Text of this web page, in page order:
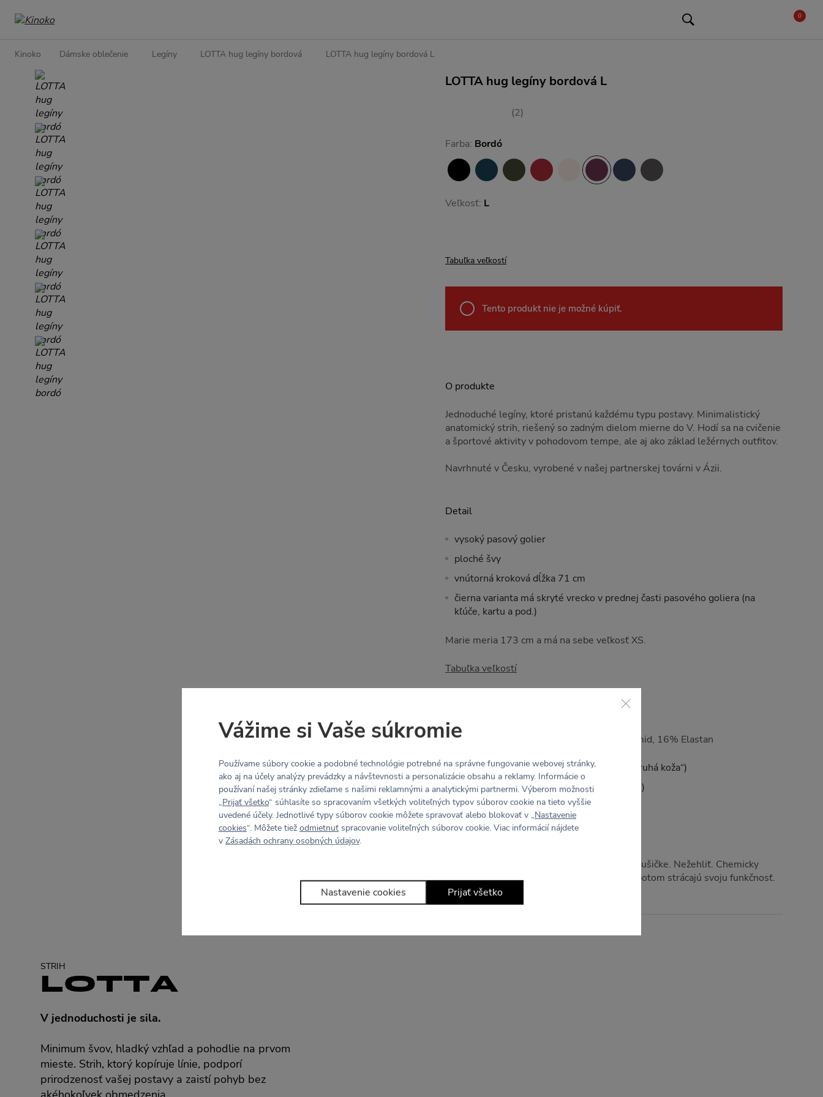
0
Kinoko Dámske oblečenie Legíny LOTTA hug legíny bordová LOTTA hug legíny bordová L
LOTTA hug legíny bordová L
(2)
Farba: Bordó
Veľkosť: L
Tabuľka veľkostí
Tento produkt nie je možné kúpiť.
O produkte
Jednoduché legíny, ktoré pristanú každému typu postavy. Minimalistický
anatomický strih, riešený so zadným dielom mierne do V. Hodí sa na cvičenie
a športové aktivity v pohodovom tempe, ale aj ako základ ležérnych outfitov.
Navrhnuté v Česku, vyrobené v našej partnerskej továrni v Ázii.
Detail
vysoký pasový golier
ploché švy
vnútorná kroková dĺžka 71 cm
čierna varianta má skryté vrecko v prednej časti pasového goliera (na
kľúče, kartu a pod.)
Marie meria 173 cm a má na sebe veľkosť XS.
Tabuľka veľkostí
Recyklovaný HUG: 84% Recyklovaný Polyamid, 16% Elastan
ľahký, zamatovo jemný, hebký na dotyk („druhá koža“)
elastický všetkými smermi (4-Way Stretch)
Prať na 30 °C. Nebieliť. Nesušiť v bubnovej sušičke. Nežehliť. Chemicky
nečistiť. Nepoužívať aviváž, športové odevy potom strácajú svoju funkčnosť.
STRIH
LOTTA
V jednoduchosti je sila.
Minimum švov, hladký vzhľad a pohodlie na prvom
mieste. Strih, ktorý kopíruje línie, podporí
prirodzenosť vašej postavy a zaistí pohyb bez
Vážime si Vaše súkromie
Používame súbory cookie a podobné technológie potrebné na správne fungovanie webovej stránky,
ako aj na účely analýzy prevádzky a návštevnosti a personalizácie obsahu a reklamy. Informácie o
používaní našej stránky zdieľame s našimi reklamnými a analytickými partnermi. Výberom možnosti
„Prijať všetko“ súhlasíte so spracovaním všetkých voliteľných typov súborov cookie na tieto vyššie
uvedené účely. Jednotlivé typy súborov cookie môžete spravovať alebo blokovať v „Nastavenie
cookies“. Môžete tiež odmietnuť spracovanie voliteľných súborov cookie. Viac informácií nájdete
v Zásadách ochrany osobných údajov.
Nastavenie cookies Prijať všetko